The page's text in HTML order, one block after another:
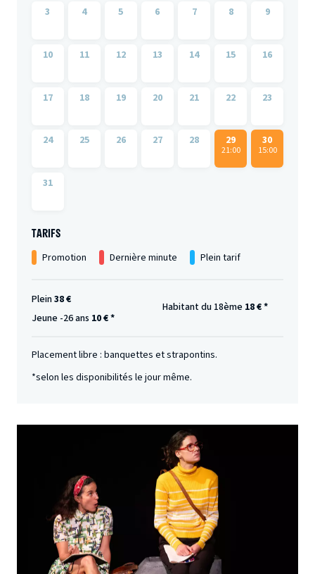
3 4 5 6 7 8 9
10 11 12 13 14 15 16
17 18 19 20 21 22 23
24 25 26 27 28 29
21:00
30
15:00
31
TARIFS
Promotion Dernière minute Plein tarif
Plein38 €
Jeune -26 ans 10 € *
Habitant du 18ème 18 € *
Placement libre : banquettesetstrapontins.
*selon les disponibilités le jour même.